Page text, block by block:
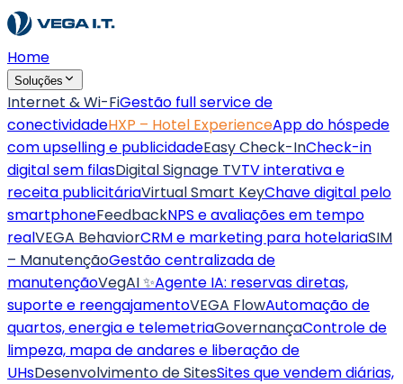
Home
Soluções
Internet & Wi-FiGestão full service de
conectividadeHXP – Hotel ExperienceApp do hóspede
com upselling e publicidadeEasy Check-InCheck-in
digital sem filasDigital Signage TVTV interativa e
receita publicitáriaVirtual Smart KeyChave digital pelo
smartphoneFeedbackNPS e avaliações em tempo
realVEGA BehaviorCRM e marketing para hotelariaSIM
– ManutençãoGestão centralizada de
manutençãoVegAI ✨Agente IA: reservas diretas,
suporte e reengajamentoVEGA FlowAutomação de
quartos, energia e telemetriaGovernançaControle de
limpeza, mapa de andares e liberação de
UHsDesenvolvimento de SitesSites que vendem diárias,